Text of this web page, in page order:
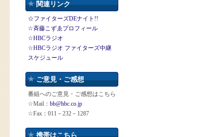
関連リンク
☆ファイターズDEナイト!!
☆斉藤こずゑプロフィール
☆HBCラジオ
☆HBCラジオ ファイターズ中継
スケジュール
ご意見・ご感想
番組へのご意見・ご感想はこちら
☆Mail： bb@hbc.co.jp
☆Fax：011－232－1287
携帯はこちら